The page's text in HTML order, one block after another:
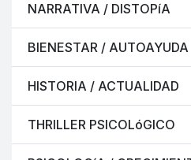
NARRATIVA / DISTOPíA
BIENESTAR / AUTOAYUDA
HISTORIA / ACTUALIDAD
THRILLER PSICOLóGICO